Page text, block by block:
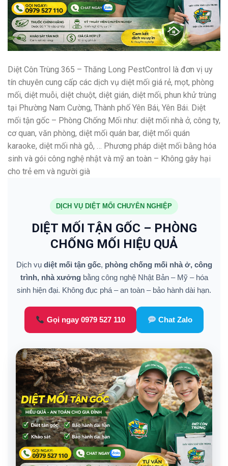
Diệt Côn Trùng 365 – Thăng Long PestControl là đơn vị uy
tín chuyên cung cấp các dịch vụ diệt mối giá rẻ, mọt, phòng
mối, diệt muỗi, diệt chuột, diệt gián, diệt mối, phun khử trùng
tại Phường Nam Cường, Thành phố Yên Bái, Yên Bái. Diệt
mối tận gốc – Phòng Chống Mối như: diệt mối nhà ở, công ty,
cơ quan, văn phòng, diệt mối quán bar, diệt mối quán
karaoke, diệt mối nhà gỗ, … Phương pháp diệt mối bằng hóa
sinh và gói công nghệ nhật và mỹ an toàn – Không gây hại
cho trẻ em và người già
DỊCH VỤ DIỆT MỐI CHUYÊN NGHIỆP
DIỆT MỐI TẬN GỐC – PHÒNG
CHỐNG MỐI HIỆU QUẢ
Dịch vụ diệt mối tận gốc, phòng chống mối nhà ở, công
trình, nhà xưởngbằng công nghệ Nhật Bản – Mỹ – hóa
sinh hiện đại. Không đục phá – an toàn – bảo hành dài hạn.
Gọi ngay 0979 527 110 Chat Zalo